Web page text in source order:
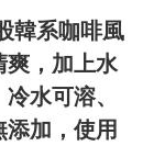
韓系咖啡風
爽，加上水
水可溶、
加，使用